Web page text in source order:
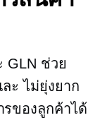
GLN ช่วย
ละไม่ยุ่งยาก
ของลูกค้าได้